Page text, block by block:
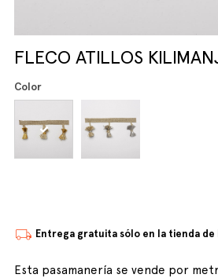
FLECO ATILLOS
Color
Entrega gratuita sólo en la tienda de
Esta pasamanería se vende por